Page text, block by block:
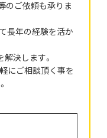
のご依頼も承りま
長年の経験を活か
決します。
にご相談頂く事を